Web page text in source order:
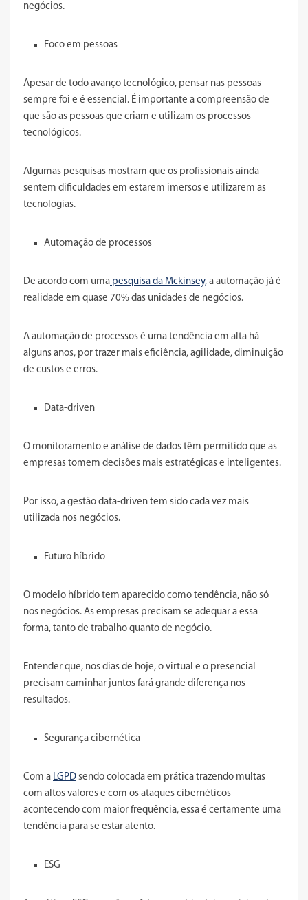
negócios.
Foco em pessoas
Apesar de todo avanço tecnológico, pensar nas pessoas
sempre foi e é essencial. É importante a compreensão de
que são as pessoas que criam e utilizam os processos
tecnológicos.
Algumas pesquisas mostram que os profissionais ainda
sentem dificuldades em estarem imersos e utilizarem as
tecnologias.
Automação de processos
De acordo com uma pesquisa da Mckinsey, a automação já é
realidade em quase 70% das unidades de negócios.
A automação de processos é uma tendência em alta há
alguns anos, por trazer mais eficiência, agilidade, diminuição
de custos e erros.
Data-driven
O monitoramento e análise de dados têm permitido que as
empresas tomem decisões mais estratégicas e inteligentes.
Por isso, a gestão data-driven tem sido cada vez mais
utilizada nos negócios.
Futuro híbrido
O modelo híbrido tem aparecido como tendência, não só
nos negócios. As empresas precisam se adequar a essa
forma, tanto de trabalho quanto de negócio.
Entender que, nos dias de hoje, o virtual e o presencial
precisam caminhar juntos fará grande diferença nos
resultados.
Segurança cibernética
Com a LGPD sendo colocada em prática trazendo multas
com altos valores e com os ataques cibernéticos
acontecendo com maior frequência, essa é certamente uma
tendência para se estar atento.
ESG